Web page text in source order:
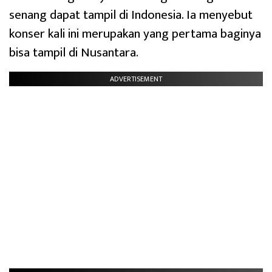
senang dapat tampil di Indonesia. Ia menyebut
konser kali ini merupakan yang pertama baginya
bisa tampil di Nusantara.
ADVERTISEMENT